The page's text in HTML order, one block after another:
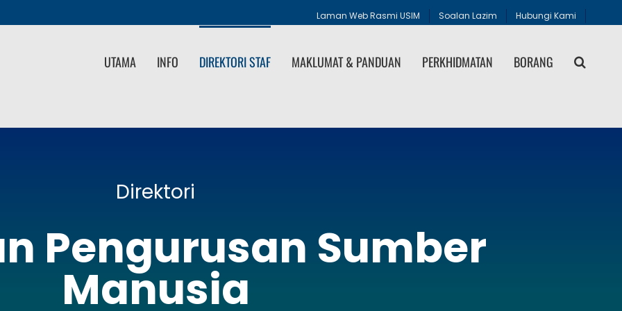
Laman Web Rasmi USIM Soalan Lazim Hubungi Kami
UTAMA INFO DIREKTORI STAF MAKLUMAT & PANDUAN PERKHIDMATAN BORANG
Direktori
Pengurusan Sumber
Manusia